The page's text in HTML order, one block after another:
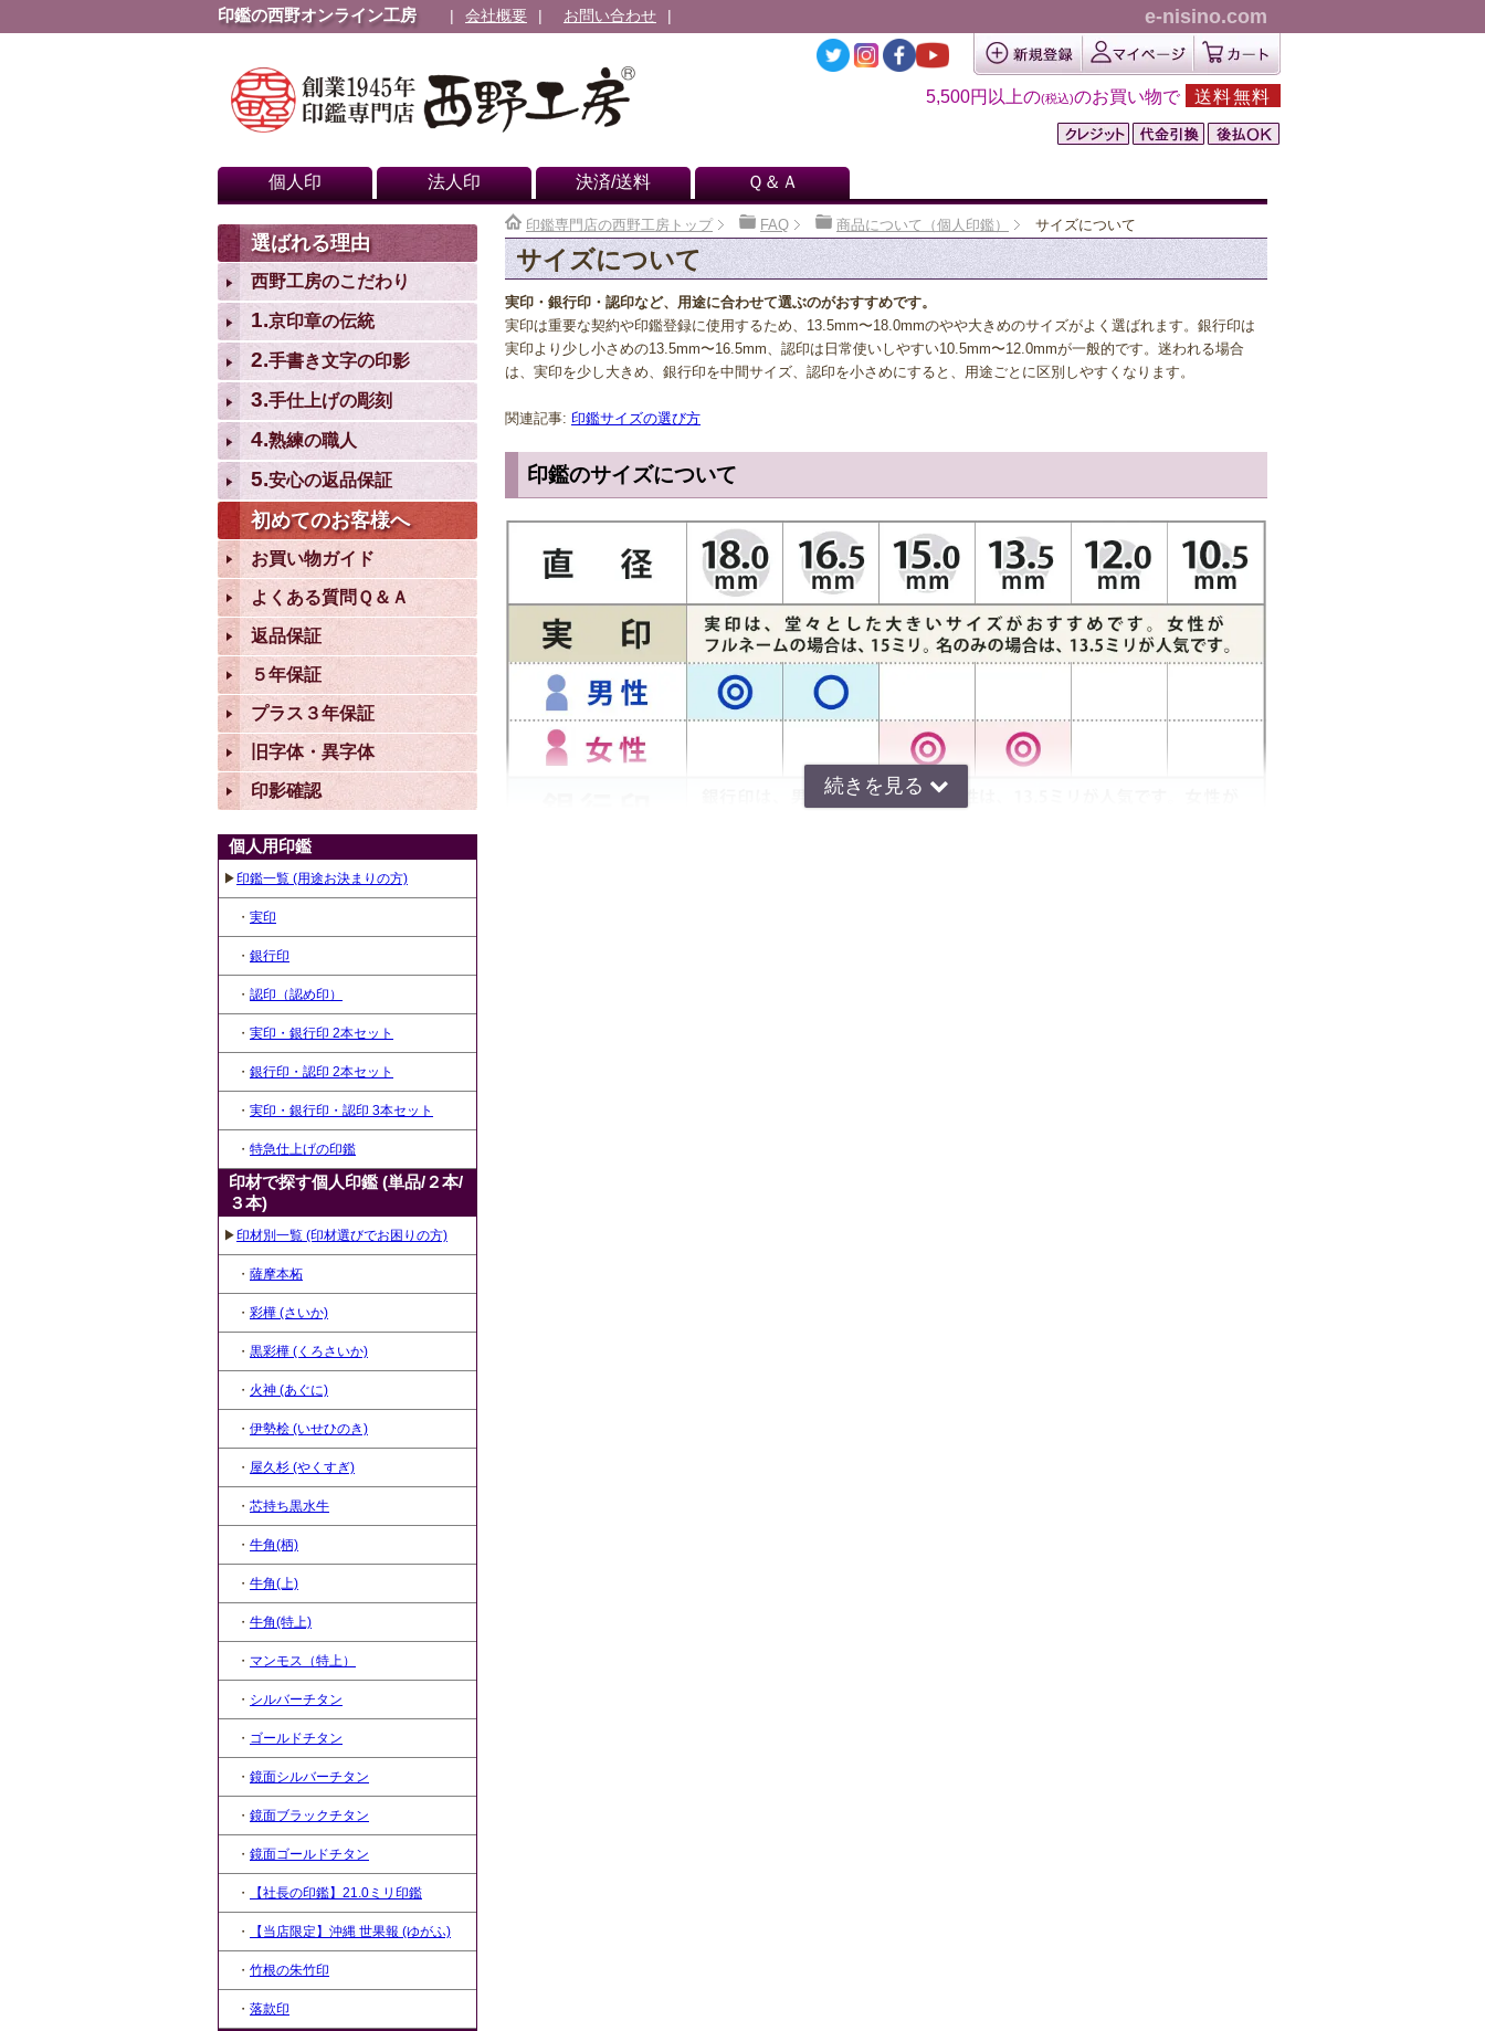
印鑑の西野オンライン工房 会社概要 お問い合わせ e-nisino.com
5,500円以上の(税込)のお買い物で 送料無料
個人印 法人印 決済/送料 Ｑ＆Ａ
選ばれる理由
西野工房のこだわり
1.京印章の伝統
2.手書き文字の印影
3.手仕上げの彫刻
4.熟練の職人
5.安心の返品保証
初めてのお客様へ
お買い物ガイド
よくある質問Ｑ＆Ａ
返品保証
５年保証
プラス３年保証
旧字体・異字体
印影確認
個人用印鑑
▶印鑑一覧 (用途お決まりの方)
・ 実印
・ 銀行印
・ 認印（認め印）
・ 実印・銀行印 2本セット
・ 銀行印・認印 2本セット
・ 実印・銀行印・認印 3本セット
・ 特急仕上げの印鑑
印材で探す個人印鑑 (単品/２本/
３本)
▶印材別一覧 (印材選びでお困りの方)
・ 薩摩本柘
・ 彩樺 (さいか)
・ 黒彩樺 (くろさいか)
・ 火神 (あぐに)
・ 伊勢桧 (いせひのき)
・ 屋久杉 (やくすぎ)
・ 芯持ち黒水牛
・ 牛角(柄)
・ 牛角(上)
・ 牛角(特上)
・ マンモス（特上）
・ シルバーチタン
・ ゴールドチタン
・ 鏡面シルバーチタン
・ 鏡面ブラックチタン
・ 鏡面ゴールドチタン
・ 【社長の印鑑】21.0ミリ印鑑
・ 【当店限定】沖縄 世果報 (ゆがふ)
・ 竹根の朱竹印
・ 落款印
印鑑専門店の西野工房トップ FAQ 商品について（個人印鑑） サイズについて
サイズについて
実印・銀行印・認印など、用途に合わせて選ぶのがおすすめです。
実印は重要な契約や印鑑登録に使用するため、13.5mm〜18.0mmのやや大きめのサイズがよく選ばれます。銀行印は
実印より少し小さめの13.5mm〜16.5mm、認印は日常使いしやすい10.5mm〜12.0mmが一般的です。迷われる場合
は、実印を少し大きめ、銀行印を中間サイズ、認印を小さめにすると、用途ごとに区別しやすくなります。
関連記事: 印鑑サイズの選び方
印鑑のサイズについて